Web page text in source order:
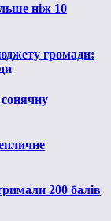
ніж 10
громади:
200 балів